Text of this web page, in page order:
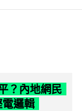
？內地網民
邏輯